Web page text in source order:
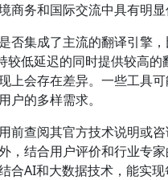
务和国际交流中具有明显
否集成了主流的翻译引擎
低延迟的同时提供较高的
上会存在差异。一些工具
的多样需求。
前查阅其官方技术说明或
，结合用户评价和行业专
合AI和大数据技术，能实